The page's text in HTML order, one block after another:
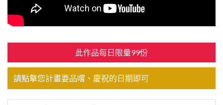
此作品每日限量99份
請點擊您計畫要品嚐、慶祝的日期即可